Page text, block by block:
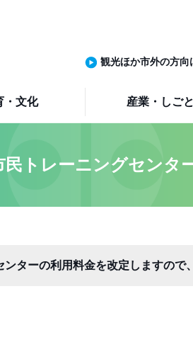
・文化 産業・しごと
観光ほか市外の方向
トレーニングセンタ
ターの利用料金を改定しますので